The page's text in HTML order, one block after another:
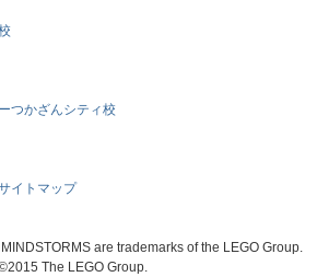
つかざんシティ校
イトマップ
are trademarks of the LEGO Group.
The LEGO Group.